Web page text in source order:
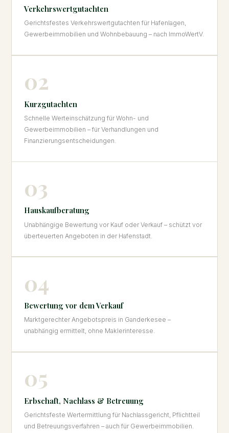
Verkehrswertgutachten
Gerichtsfestes Verkehrswertgutachten für Hafenlagen,
Gewerbeimmobilien und Wohnbebauung – nach ImmoWertV.
02
Kurzgutachten
Schnelle Werteinschätzung für Wohn- und
Gewerbeimmobilien – für Verhandlungen und
Finanzierungsentscheidungen.
03
Hauskaufberatung
Unabhängige Bewertung vor Kauf oder Verkauf – schützt vor
überteuerten Angeboten in der Hafenstadt.
04
Bewertung vor dem Verkauf
Marktgerechter Angebotspreis in Ganderkesee –
unabhängig ermittelt, ohne Maklerinteresse.
05
Erbschaft, Nachlass & Betreuung
Gerichtsfeste Wertermittlung für Nachlassgericht, Pflichtteil
und Betreuungsverfahren – auch für Gewerbeimmobilien.